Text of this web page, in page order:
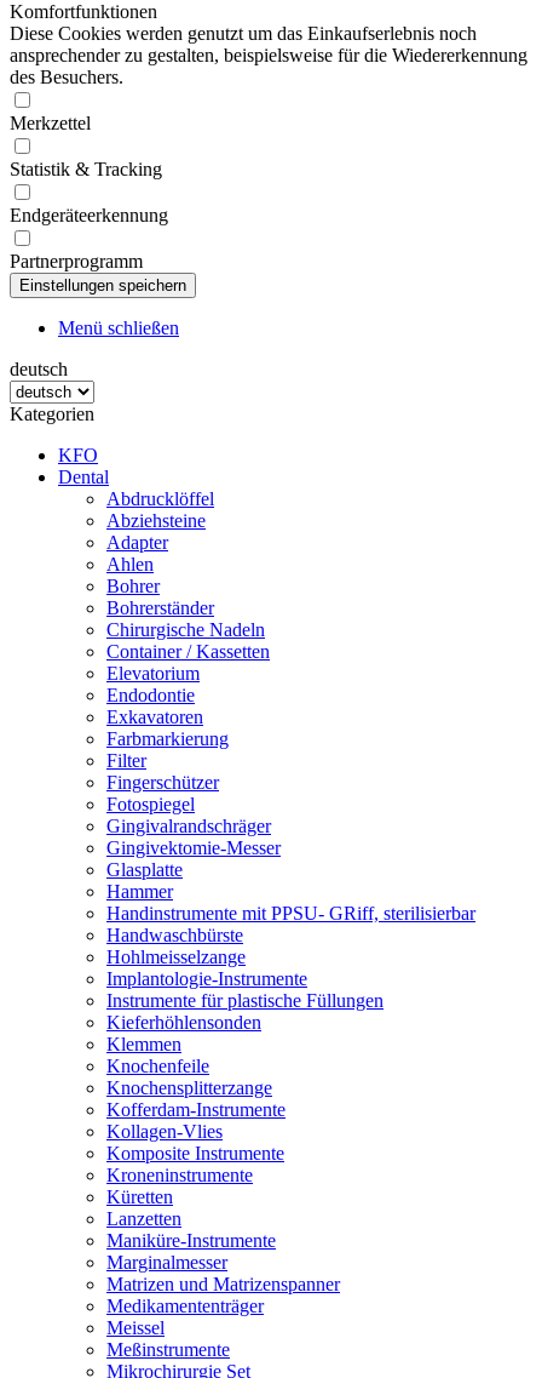
Komfortfunktionen
Diese Cookies werden genutzt um das Einkaufserlebnis noch
ansprechender zu gestalten, beispielsweise für die Wiedererkennung
des Besuchers.
Merkzettel
Statistik & Tracking
Endgeräteerkennung
Partnerprogramm
Menü schließen
deutsch
Kategorien
KFO
Dental
Abdrucklöffel
Abziehsteine
Adapter
Ahlen
Bohrer
Bohrerständer
Chirurgische Nadeln
Container / Kassetten
Elevatorium
Endodontie
Exkavatoren
Farbmarkierung
Filter
Fingerschützer
Fotospiegel
Gingivalrandschräger
Gingivektomie-Messer
Glasplatte
Hammer
Handinstrumente mit PPSU- GRiff, sterilisierbar
Handwaschbürste
Hohlmeisselzange
Implantologie-Instrumente
Instrumente für plastische Füllungen
Kieferhöhlensonden
Klemmen
Knochenfeile
Knochensplitterzange
Kofferdam-Instrumente
Kollagen-Vlies
Komposite Instrumente
Kroneninstrumente
Küretten
Lanzetten
Maniküre-Instrumente
Marginalmesser
Matrizen und Matrizenspanner
Medikamententräger
Meissel
Meßinstrumente
Mikrochirurgie Set